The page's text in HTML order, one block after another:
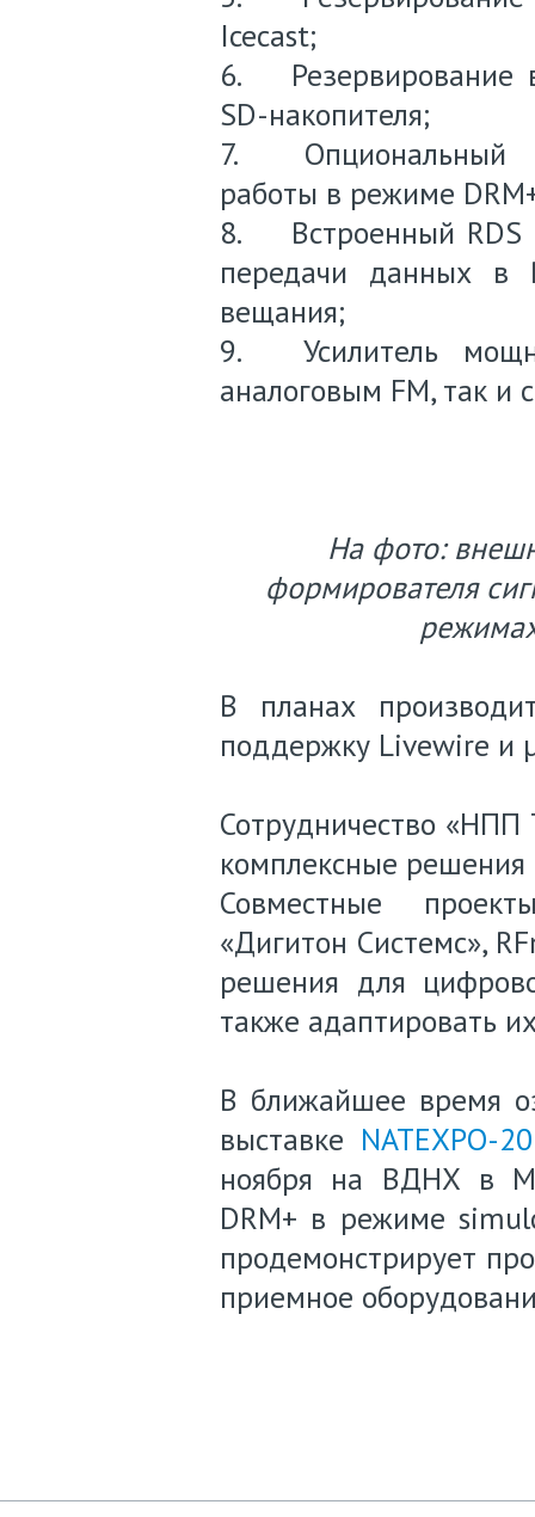
Icecast;
6.
SD-накопителя;
7.
работы в режиме
8.
Встроенный
передачи данных в
вещания;
9.
Усилитель
аналоговым FM, так и
На фото:
формирователя
В планах
поддержку Livewire и
Сотрудничество «НПП
комплексные решения
Совместные
«Дигитон Системс»,
решения для
также адаптировать
В ближайшее время
выставке NATEXPO-
ноября на ВДНХ в
DRM+ в режиме
продемонстрирует
приемное